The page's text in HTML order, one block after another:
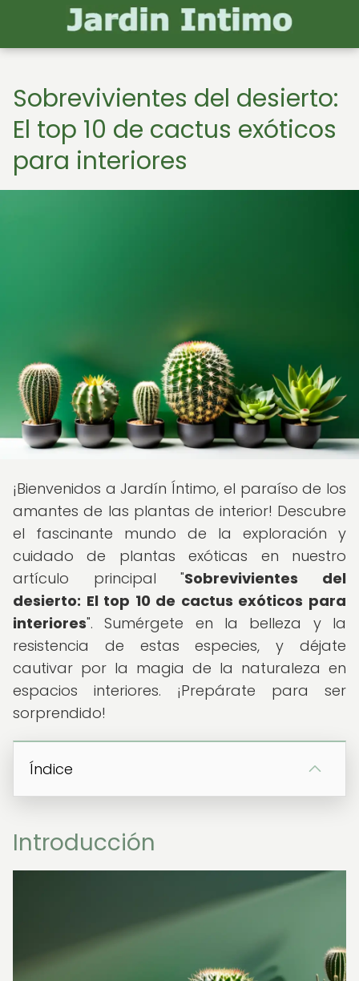
Sobrevivientes del desierto:
El top 10 de cactus exóticos
para interiores
¡Bienvenidos a Jardín Íntimo, el paraíso de los
amantes de las plantas de interior! Descubre
el fascinante mundo de la exploración y
cuidado de plantas exóticas en nuestro
artículo principal "Sobrevivientes del
desierto: El top 10 de cactus exóticos para
interiores". Sumérgete en la belleza y la
resistencia de estas especies, y déjate
cautivar por la magia de la naturaleza en
espacios interiores. ¡Prepárate para ser
sorprendido!
Índice
Introducción